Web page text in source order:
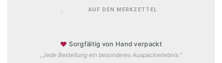
AUF DEN MERKZETTEL
♥ Sorgfältig von Hand verpackt
„Jede Bestellung ein besonderes Auspackerlebnis.“